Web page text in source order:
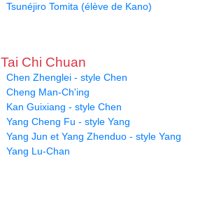
Tsunéjiro Tomita (élève de Kano)
Tai Chi Chuan
Chen Zhenglei - style Chen
Cheng Man-Ch'ing
Kan Guixiang - style Chen
Yang Cheng Fu - style Yang
Yang Jun et Yang Zhenduo - style Yang
Yang Lu-Chan